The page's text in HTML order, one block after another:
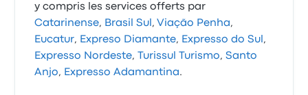
y compris les services offerts par
Catarinense, Brasil Sul ,Viação Penha,
Eucatur, Expreso Diamante, Expresso do Sul ,
Expresso Nordeste,Turissul Turismo,Santo
Anjo, Expresso Adamantina.